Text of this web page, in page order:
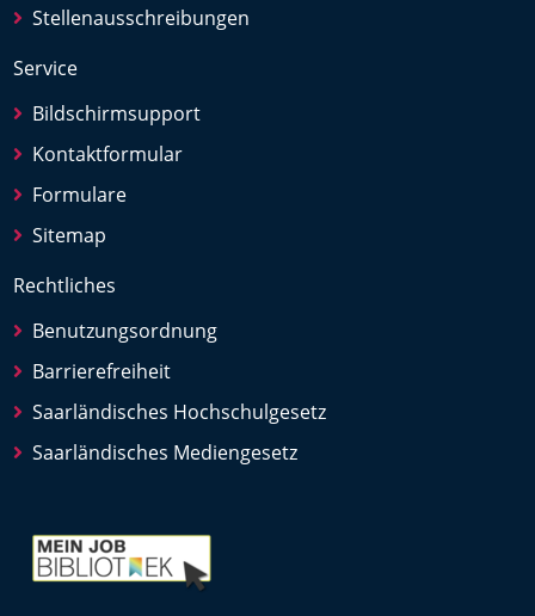
Stellenausschreibungen
Service
Bildschirmsupport
Kontaktformular
Formulare
Sitemap
Rechtliches
Benutzungsordnung
Barrierefreiheit
Saarländisches Hochschulgesetz
Saarländisches Mediengesetz